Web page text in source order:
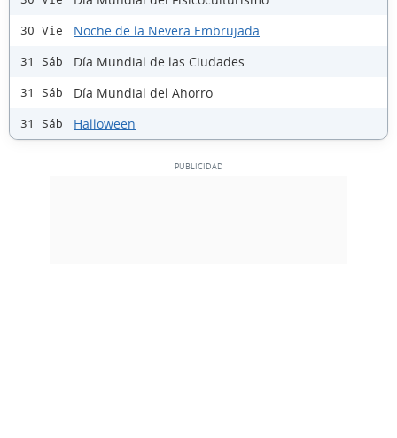
30 Vie Noche de la Nevera Embrujada
31 Sáb Día Mundial de las Ciudades
31 Sáb Día Mundial del Ahorro
31 Sáb Halloween